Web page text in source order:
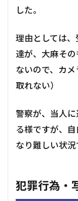
した。
理由としては
達が、大麻そ
ないので、カ
取れない）
警察が、当人
る様ですが、
なり難しい状況
犯罪行為・